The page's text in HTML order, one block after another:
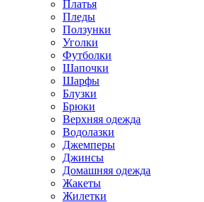
Платья
Пледы
Ползунки
Уголки
Футболки
Шапочки
Шарфы
Блузки
Брюки
Верхняя одежда
Водолазки
Джемперы
Джинсы
Домашняя одежда
Жакеты
Жилетки